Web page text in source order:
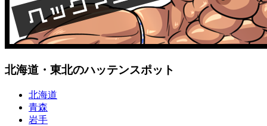
北海道・東北のハッテンスポット
北海道
青森
岩手